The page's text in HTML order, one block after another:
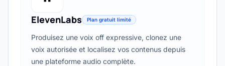
ElevenLabs Plan gratuit limité
Produisez une voix off expressive, clonez une
voix autorisée et localisez vos contenus depuis
une plateforme audio complète.